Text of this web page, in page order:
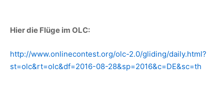
Hier die Flüge im OLC:
http://www.onlinecontest.org/olc-2.0/gliding/daily.html?
st=olc&rt=olc&df=2016-08-28&sp=2016&c=DE&sc=th